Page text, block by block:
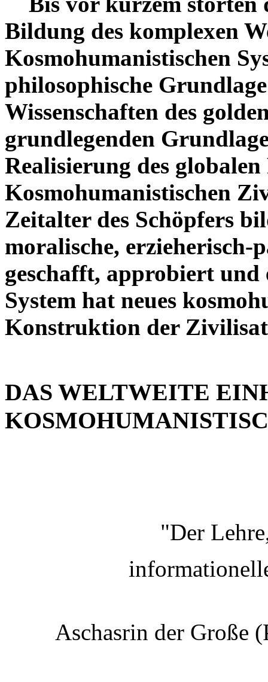
Bildung des komplexen
Kosmohumanistischen
philosophische
Wissenschaften des
grundlegenden
Realisierung des
Kosmohumanistischen
Zeitalter des Schöpfers
moralische, erzieherisch-
geschafft, approbiert und
System hat neues
Konstruktion der
DAS WELTWEITE
"Der
Aschasrin der Große